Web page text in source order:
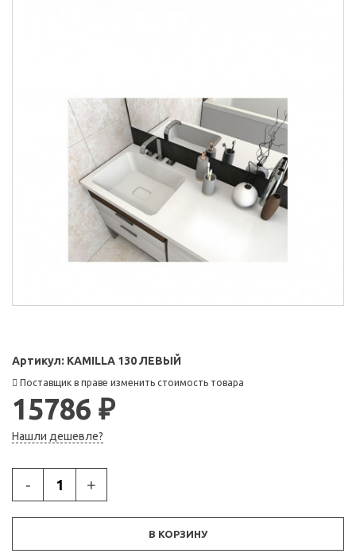
Артикул: KAMILLA 130 ЛЕВЫЙ
Поставщик в праве изменить стоимость товара
15786 ₽
Нашли дешевле?
- +
В КОРЗИНУ